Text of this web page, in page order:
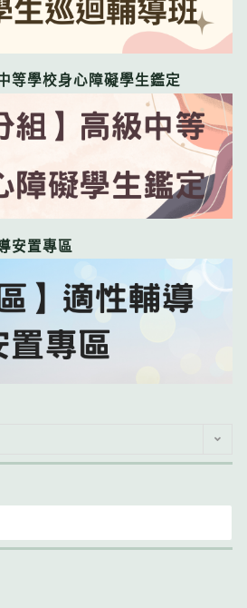
等學校身心障礙學生鑑定
安置專區